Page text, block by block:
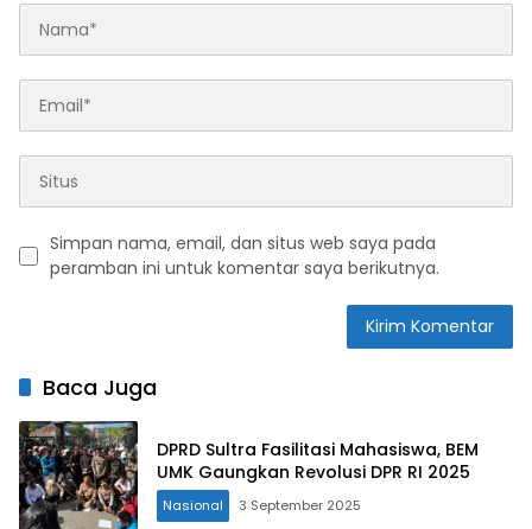
Simpan nama, email, dan situs web saya pada
peramban ini untuk komentar saya berikutnya.
Baca Juga
DPRD Sultra Fasilitasi Mahasiswa, BEM
UMK Gaungkan Revolusi DPR RI 2025
Nasional 3 September 2025